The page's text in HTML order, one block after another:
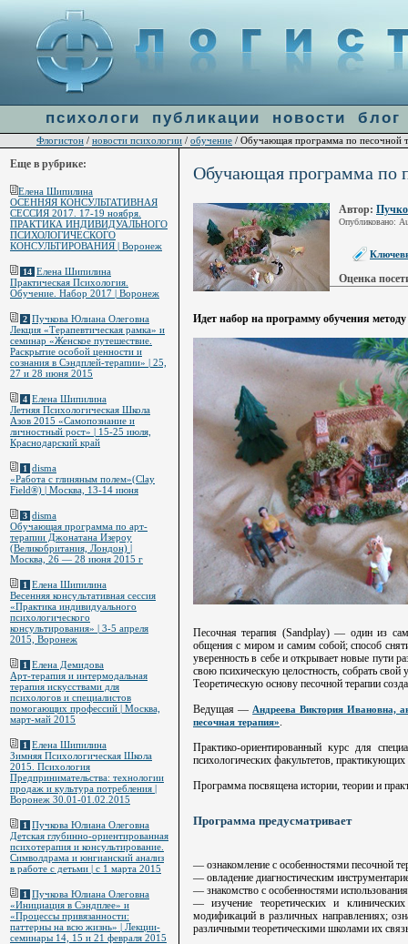
: file_get_contents(http://ulogin.ru/token.php?token=&host=flogiston.ru) [
Обучающая программа по
Автор:
Опубликовано:
Оценка
Идет набор на программу обучения
Песочная терапия (Sandplay) — один из
общения с миром и самим собой; способ
уверенность в себе и открывает новые пути
свою психическую целостность, собрать
Теоретическую основу песочной терапии
Ведущая — Андреева Виктория Ивановна,
песочная терапия»
Практико-ориентированный курс для
психологических факультетов, практикующих
Программа посвящена истории, теории и
Программа предусматривает
— ознакомление с особенностями песочной
— овладение диагностическим
— знакомство с особенностями
— изучение теоретических и
модификаций в различных направлениях;
различными теоретическими школами их
психологи публикации новости блог
Флогистон / новости психологии / обучение / Обучающая программа по песочной
Еще в рубрике:
Елена Шипилина
ОСЕННЯЯ КОНСУЛЬТАТИВНАЯ
СЕССИЯ 2017. 17-19 ноября.
ПРАКТИКА ИНДИВИДУАЛЬНОГО
ПСИХОЛОГИЧЕСКОГО
КОНСУЛЬТИРОВАНИЯ | Воронеж
14 Елена Шипилина
Практическая Психология.
Обучение. Набор 2017 | Воронеж
2 Пучкова Юлиана Олеговна
Лекция «Терапевтическая рамка» и
семинар «Женское путешествие.
Раскрытие особой ценности и
сознания в Сэндплей-терапии» | 25,
27 и 28 июня 2015
4 Елена Шипилина
Летняя Психологическая Школа
Азов 2015 «Самопознание и
личностный рост» | 15-25 июля,
Краснодарский край
1 disma
«Работа с глиняным полем»(Clay
Field®) | Москва, 13-14 июня
3 disma
Обучающая программа по арт-
терапии Джонатана Изероу
(Великобритания, Лондон) |
Москва, 26 — 28 июня 2015 г
1 Елена Шипилина
Весенняя консультативная сессия
«Практика индивидуального
психологического
консультирования» | 3-5 апреля
2015, Воронеж
1 Елена Демидова
Арт-терапия и интермодальная
терапия искусствами для
психологов и специалистов
помогающих профессий | Москва,
март-май 2015
1 Елена Шипилина
Зимняя Психологическая Школа
2015. Психология
Предпринимательства: технологии
продаж и культура потребления |
Воронеж 30.01-01.02.2015
1 Пучкова Юлиана Олеговна
Детская глубинно-ориентированная
психотерапия и консультирование.
Символдрама и юнгианский анализ
в работе с детьми | c 1 марта 2015
1 Пучкова Юлиана Олеговна
«Инициация в Сэндплее» и
«Процессы привязанности:
паттерны на всю жизнь» | Лекции-
семинары 14, 15 и 21 февраля 2015